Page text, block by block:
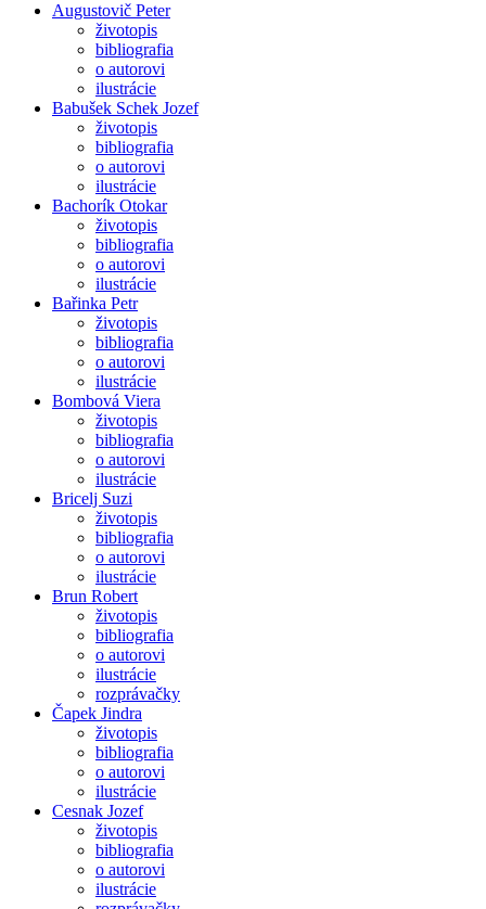
Augustovič Peter
životopis
bibliografia
o autorovi
ilustrácie
Babušek Schek Jozef
životopis
bibliografia
o autorovi
ilustrácie
Bachorík Otokar
životopis
bibliografia
o autorovi
ilustrácie
Bařinka Petr
životopis
bibliografia
o autorovi
ilustrácie
Bombová Viera
životopis
bibliografia
o autorovi
ilustrácie
Bricelj Suzi
životopis
bibliografia
o autorovi
ilustrácie
Brun Robert
životopis
bibliografia
o autorovi
ilustrácie
rozprávačky
Čapek Jindra
životopis
bibliografia
o autorovi
ilustrácie
Cesnak Jozef
životopis
bibliografia
o autorovi
ilustrácie